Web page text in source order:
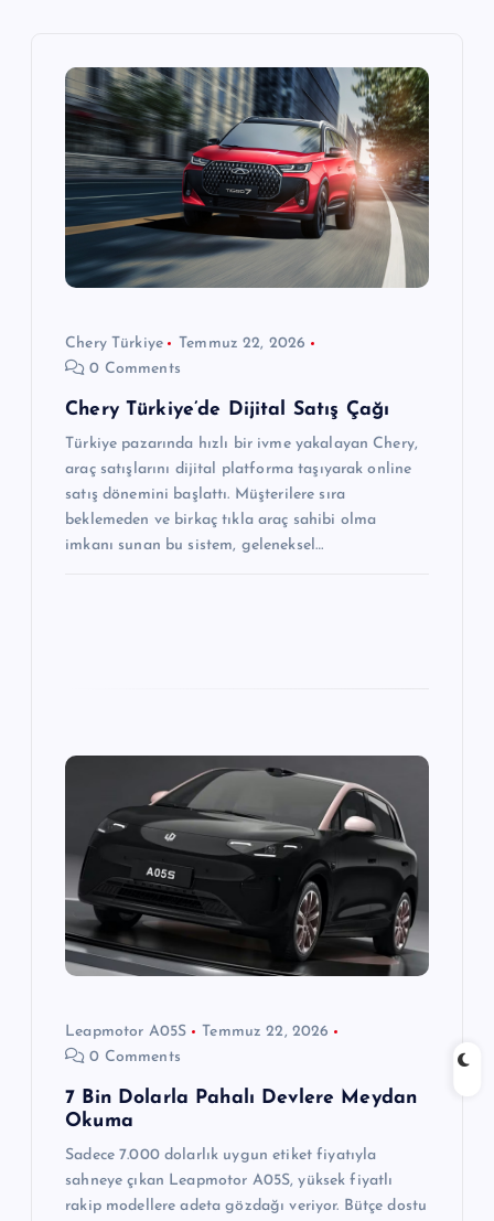
Chery Türkiye
Temmuz 22, 2026
0 Comments
Chery Türkiye’de Dijital Satış Çağı
Türkiye pazarında hızlı bir ivme yakalayan Chery,
araç satışlarını dijital platforma taşıyarak online
satış dönemini başlattı. Müşterilere sıra
beklemeden ve birkaç tıkla araç sahibi olma
imkanı sunan bu sistem, geleneksel…
Leapmotor A05S
Temmuz 22, 2026
0 Comments
7 Bin Dolarla Pahalı Devlere Meydan
Okuma
Sadece 7.000 dolarlık uygun etiket fiyatıyla
sahneye çıkan Leapmotor A05S, yüksek fiyatlı
rakip modellere adeta gözdağı veriyor. Bütçe dostu